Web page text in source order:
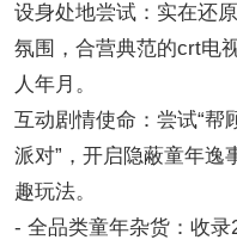
设身处地尝试：实在还
氛围，合营典范的crt电
人年月。
互动剧情使命：尝试“帮
派对”，开启隐蔽童年逸
趣玩法。
- 全品类童年杂货：收